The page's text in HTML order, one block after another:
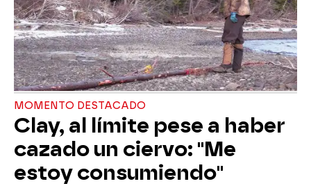
MOMENTO DESTACADO
Clay, al límite pese a haber
cazado un ciervo: "Me
estoy consumiendo"